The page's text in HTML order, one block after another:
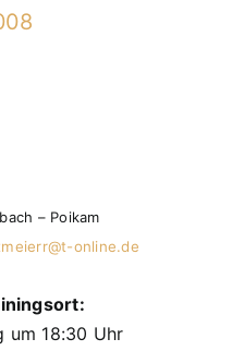
– Poikam
online.de
um 18:30 Uhr